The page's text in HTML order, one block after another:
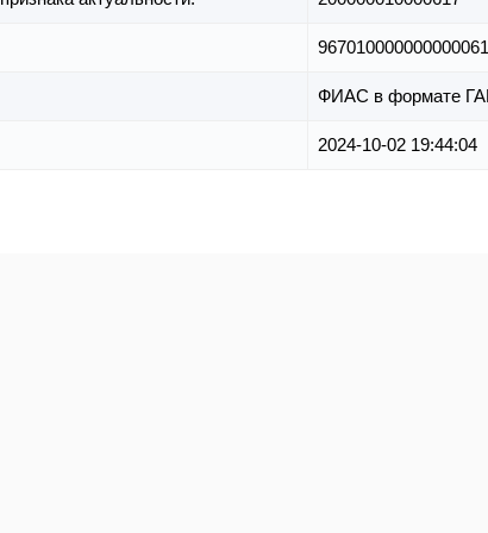
ФИАС в формате
2024-10-02 19:44:04